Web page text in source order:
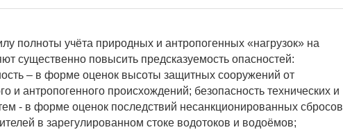
полноты учёта природных и антропогенных «нагрузок» на
существенно повысить предсказуемость опасностей:
– в форме оценок высоты защитных сооружений от
и антропогенного происхождений; безопасность технических и
- в форме оценок последствий несанкционированных сбросов
в зарегулированном стоке водотоков и водоёмов;